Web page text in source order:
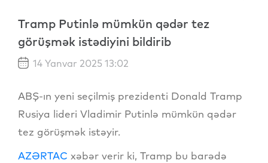
Tramp Putinlə mümkün qədər tez
görüşmək istədiyini bildirib
14 Yanvar 2025 13:02
ABŞ-ın yeni seçilmiş prezidenti Donald Tramp
Rusiya lideri Vladimir Putinlə mümkün qədər
tez görüşmək istəyir.
AZƏRTAC xəbər verir ki, Tramp bu barədə